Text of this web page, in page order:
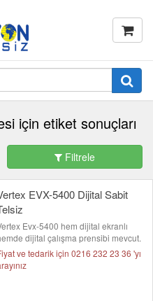
için etiket sonuçları
Filtrele
EVX-5400 Dijital Sabit
Evx-5400 hem dijital ekranlı
dijital çalışma prensibi mevcut.
ve tedarik için 0216 232 23 36 'yı